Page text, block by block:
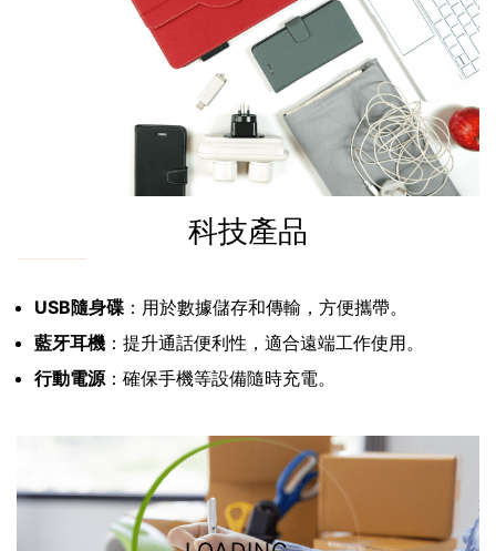
科技產品
USB隨身碟 ：用於數據儲存和傳輸，方便攜帶。
藍牙耳機 ：提升通話便利性，適合遠端工作使用。
行動電源：確保手機等設備隨時充電。